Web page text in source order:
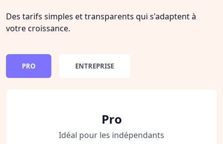
Des tarifs simples et transparents qui s'adaptent à
votre croissance.
PRO ENTREPRISE
Pro
Idéal pour les indépendants